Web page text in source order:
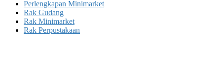
Perlengkapan Minimarket
Rak Gudang
Rak Minimarket
Rak Perpustakaan